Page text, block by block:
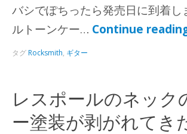
バシでぽちったら発売日に到着し
ルトーンケー… Continue
タグ Rocksmith, ギター
レスポールのネック
ー塗装が剥がれてき